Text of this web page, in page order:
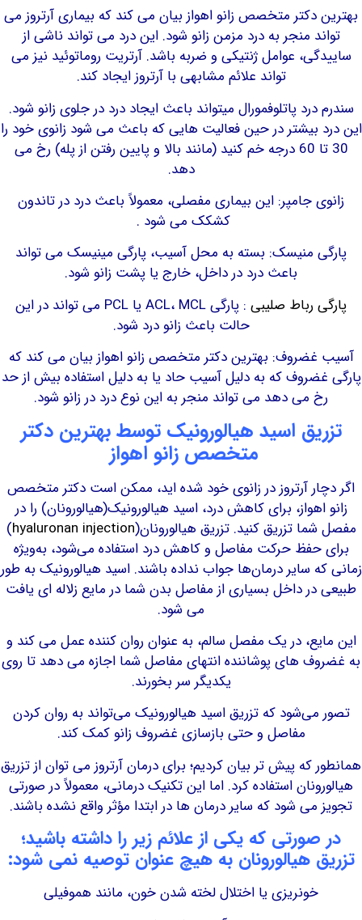
دکتر متخصص زانو اهواز بیان می کند که بیماری آرتروز می
منجر به درد مزمن زانو شود. این درد می تواند ناشی از
عوامل ژنتیکی و ضربه باشد. آرتریت روماتوئید نیز می
تواند علائم مشابهی با آرتروز ایجاد کند.
پاتلوفمورال می­تواند باعث ایجاد درد در جلوی زانو شود.
بیشتر در حین فعالیت هایی که باعث می شود زانوی خود را
30 تا 60 درجه خم کنید (مانند بالا و پایین رفتن از پله­) رخ می
جامپر: این بیماری مفصلی، معمولاً باعث درد در تاندون
کشکک می شود .
منیسک: بسته به محل آسیب، پارگی مینیسک می تواند
باعث درد در داخل، خارج یا پشت زانو شود.
رباط صلیبی
: پارگی ACL، MCL یا PCL می تواند در این
حالت باعث زانو درد شود.
بهترین دکتر متخصص زانو اهواز بیان می کند که
که به دلیل آسیب حاد یا به دلیل استفاده بیش از حد
می دهد می تواند منجر به این نوع درد در زانو شود.
اسید هیالورونیک توسط بهترین دکتر
متخصص زانو اهواز
آرتروز در زانوی خود شده اید، ممکن است دکتر متخصص
برای کاهش درد، اسید هیالورونیک(هیالورونان) را در
تزریق کنید. تزریق هیالورونان(hyaluronan injection
)
حفظ حرکت مفاصل و کاهش درد استفاده می‌شود، به‌ویژه
سایر درمان‌ها جواب نداده باشند. اسید هیالورونیک به طور
داخل بسیاری از مفاصل بدن شما در مایع زلاله ای یافت
می شود.
در یک مفصل سالم، به عنوان روان کننده عمل می کند و
های پوشاننده انتهای مفاصل شما اجازه می دهد تا روی
یکدیگر سر بخورند.
که تزریق اسید هیالورونیک می‌تواند به روان کردن
مفاصل و حتی بازسازی غضروف زانو کمک کند.
که پیش تر بیان کردیم؛ برای درمان آرتروز می توان از تزریق
استفاده کرد. اما این تکنیک درمانی، معمولاً در صورتی
می شود که سایر درمان ها در ابتدا مؤثر واقع نشده باشند.
که یکی از علائم زیر را داشته باشید؛
هیالورونان به هیچ عنوان توصیه نمی شود:
خونریزی یا اختلال لخته شدن خون، مانند هموفیلی